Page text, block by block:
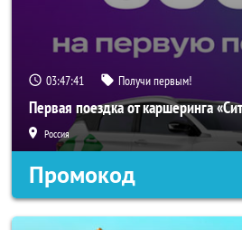
03:47:40 Получи первым!
Первая поездка от каршеринга
Россия
Промокод